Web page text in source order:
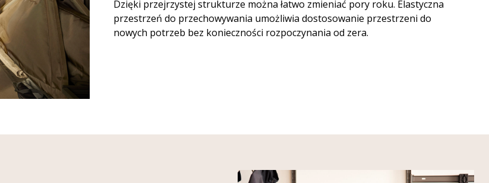
Dzięki przejrzystej strukturze można łatwo zmieniać pory roku. Elastyczna
przestrzeń do przechowywania umożliwia dostosowanie przestrzeni do
nowych potrzeb bez konieczności rozpoczynania od zera.